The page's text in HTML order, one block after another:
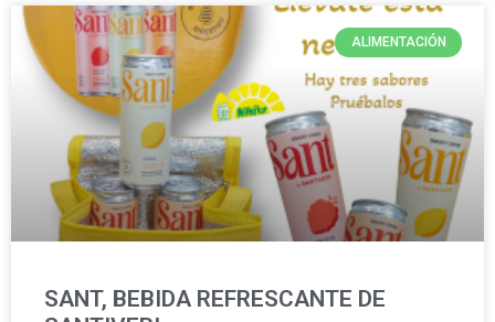
ALIMENTACIÓN
SANT, BEBIDA REFRESCANTE DE